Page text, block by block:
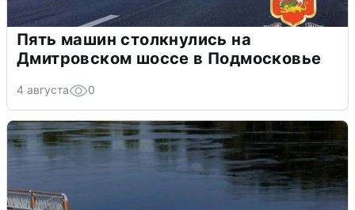
Пять машин столкнулись на
Дмитровском шоссе в Подмосковье
4 августа 0